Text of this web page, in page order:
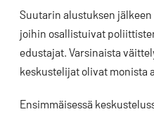
Suutarin alustuksen
joihin osallistuivat
edustajat. Varsinaista
keskustelijat olivat monista
Ensimmäisessä